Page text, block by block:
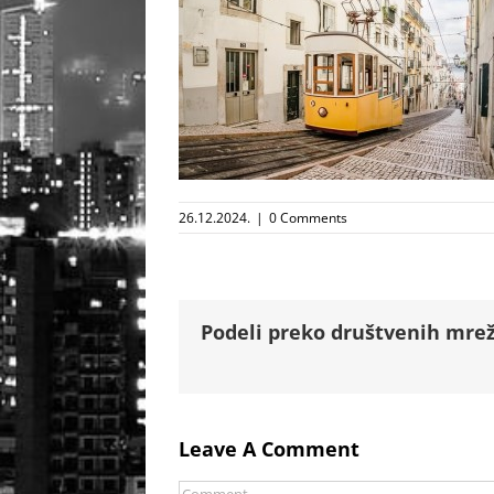
26.12.2024. | 0 Comments
Podeli preko društvenih
Leave A Comment